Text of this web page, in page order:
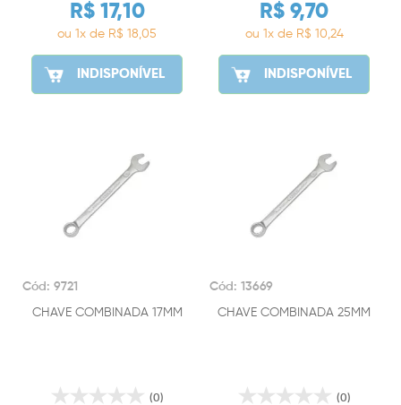
R$ 17,10
ou 1x de R$ 18,05
INDISPONÍVEL
R$ 9,70
ou 1x de R$ 10,24
INDISPONÍVEL
Cód: 9721
CHAVE COMBINADA 17MM
(0)
Cód: 13669
CHAVE COMBINADA 25MM
(0)